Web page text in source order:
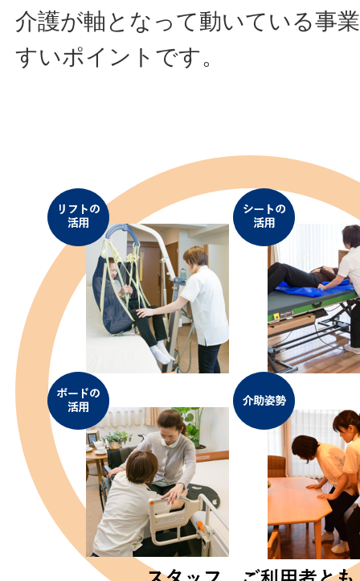
介護が軸となって動いている事
すいポイントです。